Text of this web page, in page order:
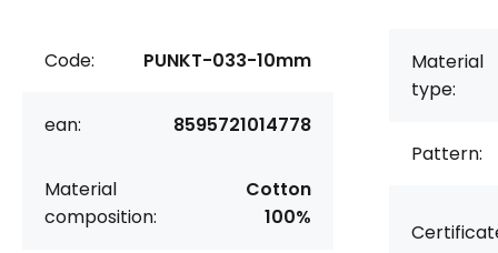
Code: PUNKT-033-10mm
ean: 8595721014778
Material
composition:
Cotton
100%
Material
type:
Pattern: